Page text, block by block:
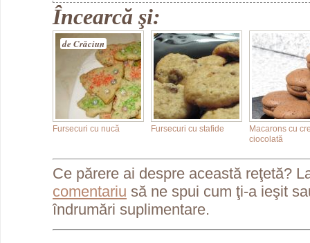
Încearcă şi:
de Crăciun
Fursecuri cu nucă Fursecuri cu stafide
Macarons cu
ciocolată
Ce părere ai despre această reţetă?
comentariu să ne spui cum ţi-a ieşit
îndrumări suplimentare.